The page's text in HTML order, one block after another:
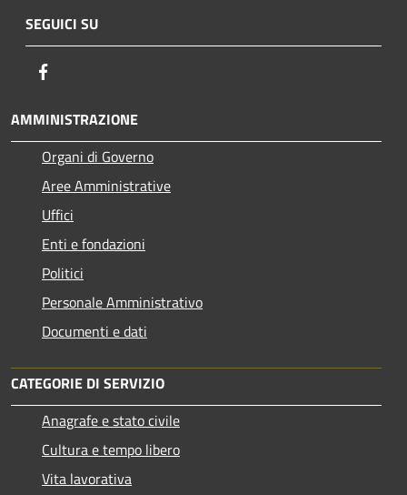
SEGUICI SU
AMMINISTRAZIONE
Organi di Governo
Aree Amministrative
Uffici
Enti e fondazioni
Politici
Personale Amministrativo
Documenti e dati
CATEGORIE DI SERVIZIO
Anagrafe e stato civile
Cultura e tempo libero
Vita lavorativa